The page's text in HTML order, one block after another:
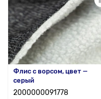
Флис с ворсом, цвет —
серый
2000000091778